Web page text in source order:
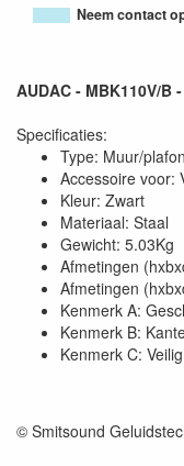
Neem contact
AUDAC - MBK110V/B
Specificaties:
Type: Muur/
Accessoire voor:
Kleur: Zwart
Materiaal: Staal
Gewicht: 5.03Kg
Afmetingen
Afmetingen
Kenmerk A:
Kenmerk B:
Kenmerk C:
© Smitsound